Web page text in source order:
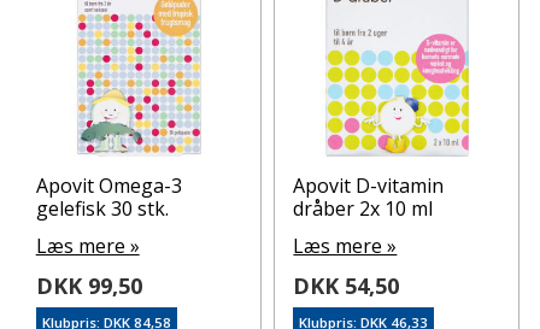
Apovit Omega-3
gelefisk 30 stk.
Læs mere »
DKK 99,50
Klubpris: DKK 84,58
Apovit D-vitamin
dråber 2x 10 ml
Læs mere »
DKK 54,50
Klubpris: DKK 46,33